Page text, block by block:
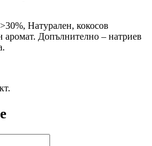
Натурален, кокосов
аромат. Допълнително – натриев